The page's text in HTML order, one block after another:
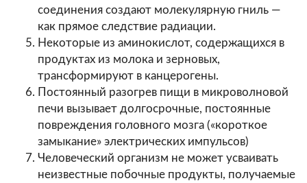
соединения создают молекулярную гниль —
как прямое следствие радиации.
Некоторые из аминокислот, содержащихся в
продуктах из молока и зерновых,
трансформируют в канцерогены.
Постоянный разогрев пищи в микроволновой
печи вызывает долгосрочные, постоянные
повреждения головного мозга («короткое
замыкание» электрических импульсов)
Человеческий организм не может усваивать
неизвестные побочные продукты, получаемые